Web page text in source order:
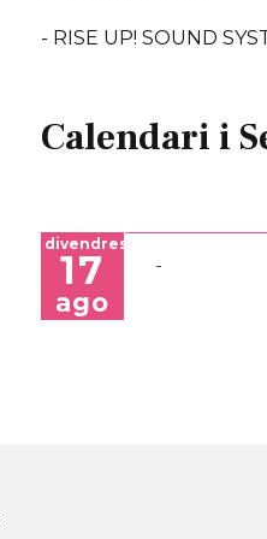
- RISE UP! SOUND
Calendari i
divendres
17
ago